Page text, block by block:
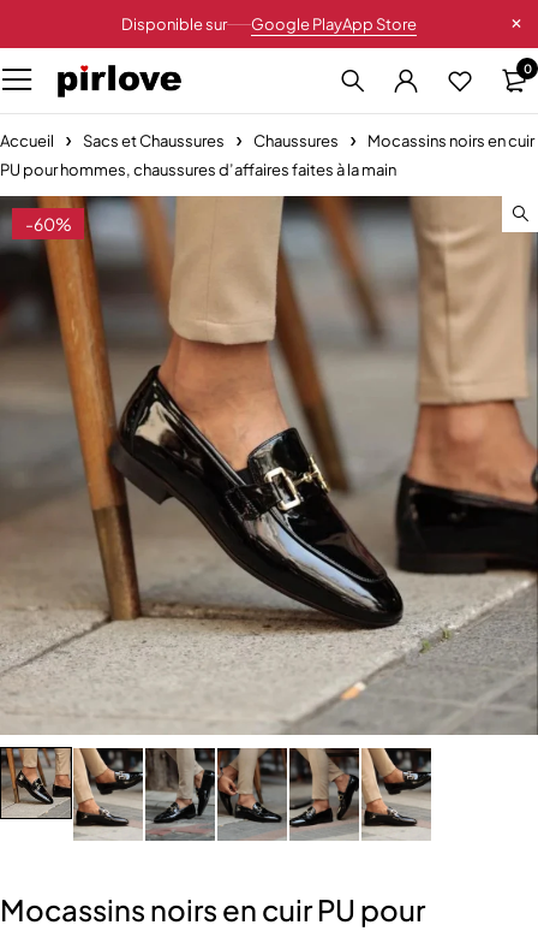
Disponible sur Google PlayApp Store
0
Accueil Sacs et Chaussures Chaussures
Mocassins noirs en cuir
PU pour hommes, chaussures d’affaires faites à la main
-60%
Mocassins noirs en cuir PU pour